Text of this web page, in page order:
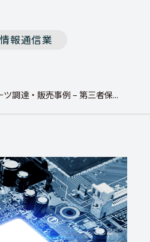
情報通信業
調達・販売事例 – 第三者保...